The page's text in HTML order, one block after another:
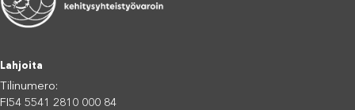
Lahjoita
Tilinumero:
FI54 5541 2810 000 84